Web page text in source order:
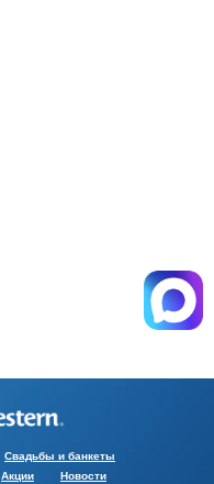
Свадьбы и банкеты
Акции Новости